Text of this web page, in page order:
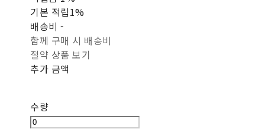
기본 적립1%
배송비-
함께 구매 시 배송비
절약 상품 보기
추가 금액
수량